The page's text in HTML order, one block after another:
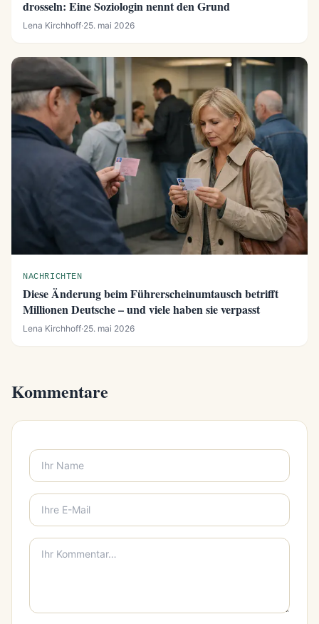
drosseln: Eine Soziologin nennt den Grund
Lena Kirchhoff·25. mai 2026
NACHRICHTEN
Diese Änderung beim Führerscheinumtausch betrifft
Millionen Deutsche – und viele haben sie verpasst
Lena Kirchhoff·25. mai 2026
Kommentare